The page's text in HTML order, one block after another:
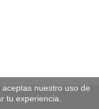
nuestro uso de
tu experiencia.